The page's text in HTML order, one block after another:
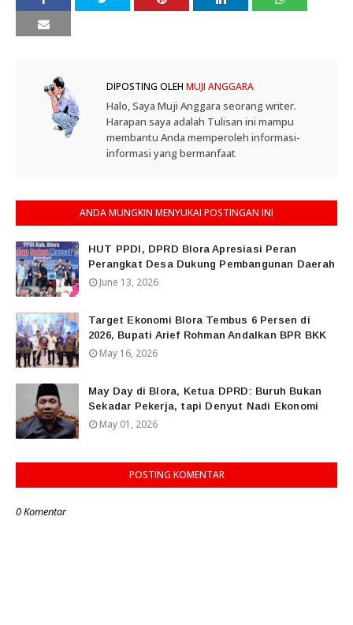
DIPOSTING OLEH MUJI ANGGARA
Halo, Saya Muji Anggara seorang writer.
Harapan saya adalah Tulisan ini mampu
membantu Anda memperoleh informasi-
informasi yang bermanfaat
ANDA MUNGKIN MENYUKAI POSTINGAN INI
HUT PPDI, DPRD Blora Apresiasi Peran
Perangkat Desa Dukung Pembangunan Daerah
June 13, 2026
Target Ekonomi Blora Tembus 6 Persen di
2026, Bupati Arief Rohman Andalkan BPR BKK
May 16, 2026
May Day di Blora, Ketua DPRD: Buruh Bukan
Sekadar Pekerja, tapi Denyut Nadi Ekonomi
May 01, 2026
POSTING KOMENTAR
0 Komentar